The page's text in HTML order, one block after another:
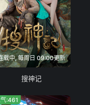
载中, 每周日 09:00更新
搜神记
:461